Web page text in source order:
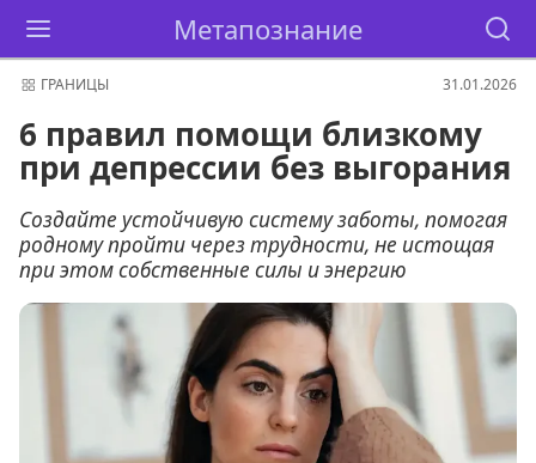
Метапознание
ГРАНИЦЫ 31.01.2026
6 правил помощи близкому
при депрессии без выгорания
Создайте устойчивую систему заботы, помогая
родному пройти через трудности, не истощая
при этом собственные силы и энергию